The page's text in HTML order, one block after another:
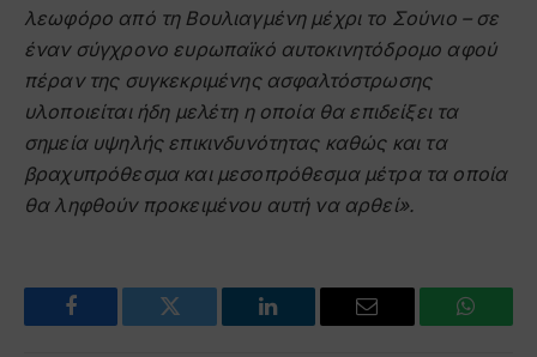
λεωφόρο από τη Βουλιαγμένη μέχρι το Σούνιο – σε
έναν σύγχρονο ευρωπαϊκό αυτοκινητόδρομο αφού
πέραν της συγκεκριμένης ασφαλτόστρωσης
υλοποιείται ήδη μελέτη η οποία θα επιδείξει τα
σημεία υψηλής επικινδυνότητας καθώς και τα
βραχυπρόθεσμα και μεσοπρόθεσμα μέτρα τα οποία
θα ληφθούν προκειμένου αυτή να αρθεί».
Facebook Twitter LinkedIn Email